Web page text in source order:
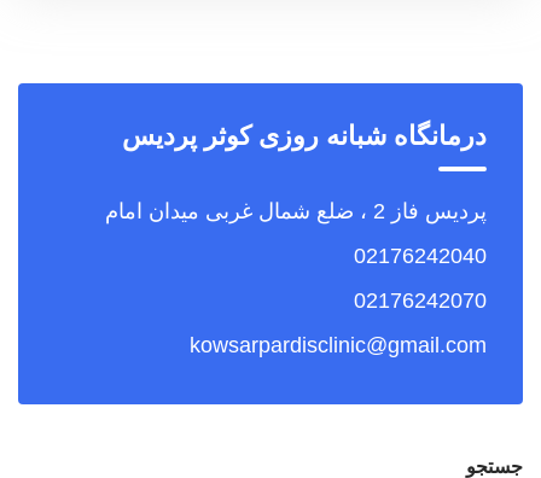
درمانگاه شبانه روزی کوثر پردیس
پردیس فاز 2 ، ضلع شمال غربی میدان امام
02176242040
02176242070
kowsarpardisclinic@gmail.com
جستجو